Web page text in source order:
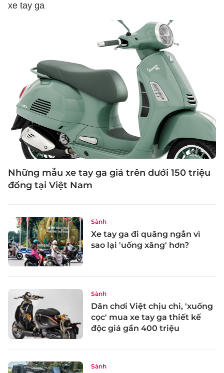
xe tay ga
Những mẫu xe tay ga giá trên dưới 150 triệu
đồng tại Việt Nam
Sành
Xe tay ga đi quãng ngắn vì
sao lại 'uống xăng' hơn?
Sành
Dân chơi Việt chịu chi, 'xuống
cọc' mua xe tay ga thiết kế
độc giá gần 400 triệu
Sành